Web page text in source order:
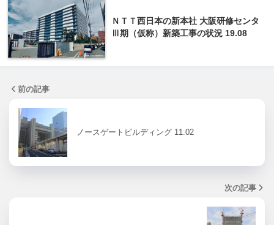
ＮＴＴ西日本の新本社 大阪研修センタ
Ⅲ期（仮称）新築工事の状況 19.08
前の記事
ノースゲートビルディング 11.02
次の記事